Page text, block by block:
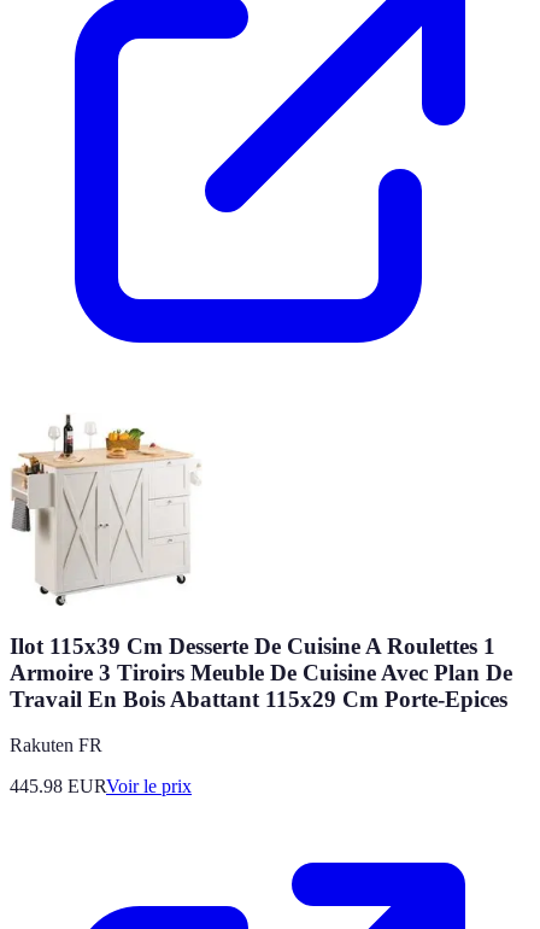
Ilot 115x39 Cm Desserte De Cuisine A Roulettes 1
Armoire 3 Tiroirs Meuble De Cuisine Avec Plan De
Travail En Bois Abattant 115x29 Cm Porte-Epices
Rakuten FR
445.98 EURVoir le prix